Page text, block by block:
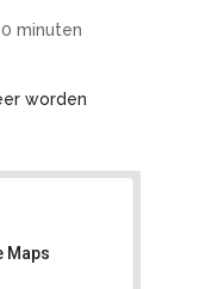
minuten
worden
Maps